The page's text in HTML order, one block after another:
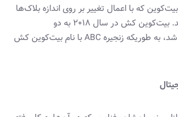
که با اعمال تغییر بر روی اندازه بلاک‌ها
در سال ۲۰۱۷ به وجود آمد. بیت‌کوین کش در سال ۲۰۱۸ به دو
زنجیره ABC و SV تقسیم شد، به طوریکه زنجیره ABC با نام بیت‌کوین کش